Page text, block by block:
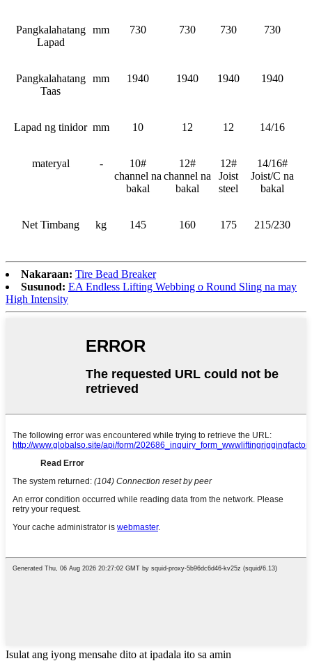
Pangkalahatang
Lapad
mm 730 730 730 730
Pangkalahatang
Taas
mm 1940 1940 1940 1940
Lapad ng tinidor mm 10 12 12 14/16
materyal -
10#
channel na
bakal
12#
channel na
bakal
12#
Joist
steel
14/16#
Joist/C na
bakal
Net Timbang kg 145 160 175 215/230
Nakaraan: Tire Bead Breaker
Susunod: EA Endless Lifting Webbing o Round Sling na may
High Intensity
Isulat ang iyong mensahe dito at ipadala ito sa amin